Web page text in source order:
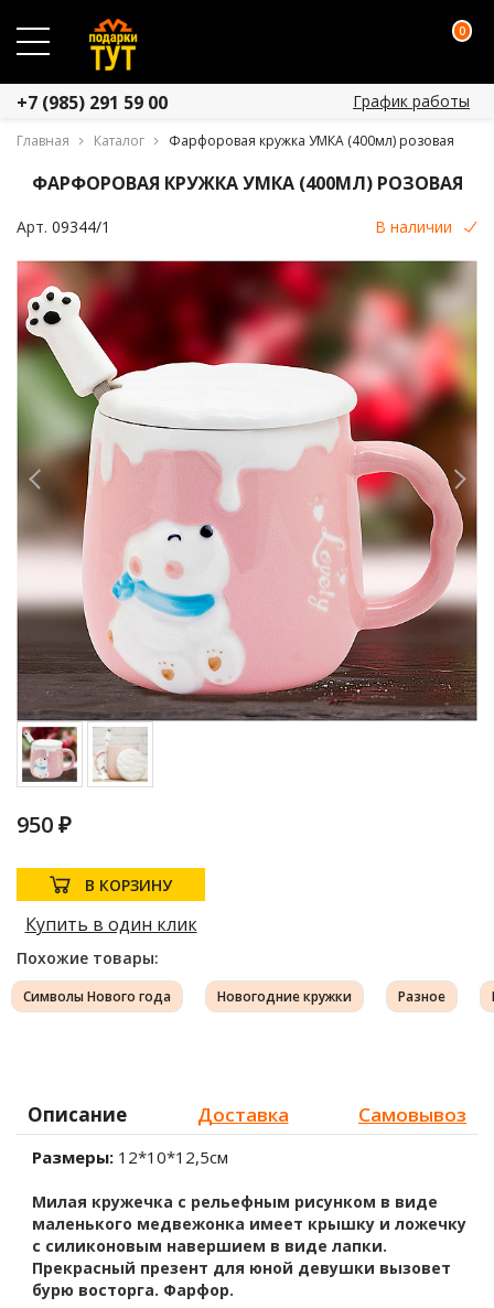
0
+7 (985) 291 59 00 График работы
Главная Каталог Фарфоровая кружка УМКА (400мл) розовая
ФАРФОРОВАЯ КРУЖКА УМКА (400МЛ) РОЗОВАЯ
Арт. 09344/1 В наличии
950 ₽
В КОРЗИНУ
Купить в один клик
Похожие товары:
Символы Нового года Новогодние кружки Разное
Описание Доставка Самовывоз
Размеры: 12*10*12,5см
Милая кружечка с рельефным рисунком в виде
маленького медвежонка имеет крышку и ложечку
с силиконовым навершием в виде лапки.
Прекрасный презент для юной девушки вызовет
бурю восторга. Фарфор.